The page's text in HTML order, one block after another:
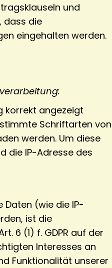
und
dass die
eingehalten werden.
korrekt angezeigt
Schriftarten von
werden. Um diese
die IP-Adresse des
Daten (wie die IP-
ist die
6 (1) f. GDPR auf der
Interesses an
Funktionalität unserer